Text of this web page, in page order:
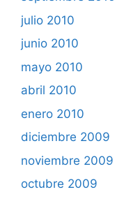
julio 2010
junio 2010
mayo 2010
abril 2010
enero 2010
diciembre 2009
noviembre 2009
octubre 2009